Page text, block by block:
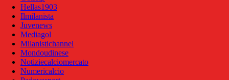
Hellas1903
Ilmilanista
Juvenews
Mediagol
Milanistichannel
Mondoudinese
Notiziecalciomercato
Numericalcio